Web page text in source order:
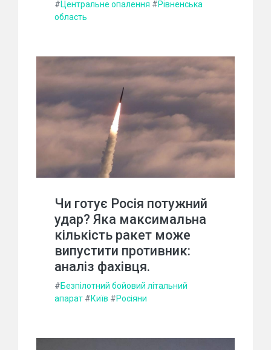
#Центральне опалення #Рівненська
область
Чи готує Росія потужний
удар? Яка максимальна
кількість ракет може
випустити противник:
аналіз фахівця.
#Безпілотний бойовий літальний
апарат #Київ #Росіяни